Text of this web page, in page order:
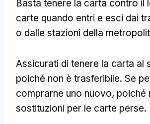
Basta tenere la carta contro il
carte quando entri e esci dai
o dalle stazioni della
Assicurati di tenere la carta al
poiché non è trasferibile. Se
comprarne uno nuovo, poiché
sostituzioni per le carte perse.